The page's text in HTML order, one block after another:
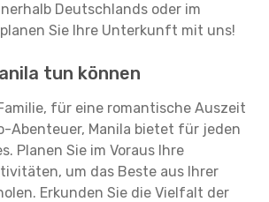
Deutschlands oder im
Sie Ihre Unterkunft mit uns!
tun können
für eine romantische Auszeit
Abenteuer, Manila bietet für jeden
Planen Sie im Voraus Ihre
um das Beste aus Ihrer
Erkunden Sie die Vielfalt der